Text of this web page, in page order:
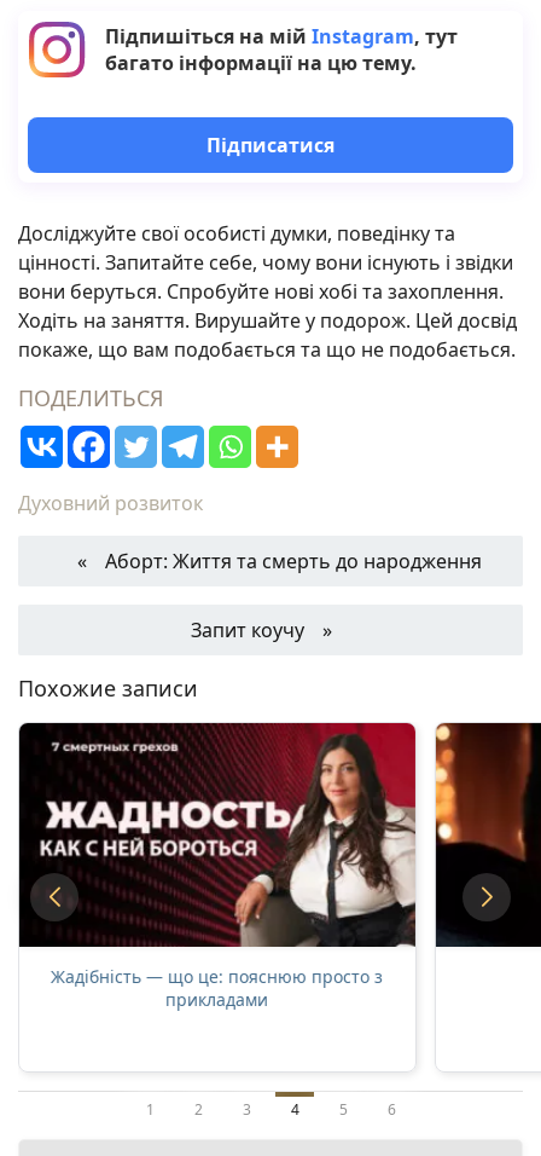
Підпишіться на мій Instagram, тут
багато інформації на цю тему.
Підписатися
Досліджуйте свої особисті думки, поведінку та
цінності. Запитайте себе, чому вони існують і звідки
вони беруться. Спробуйте нові хобі та захоплення.
Ходіть на заняття. Вирушайте у подорож. Цей досвід
покаже, що вам подобається та що не подобається.
ПОДЕЛИТЬСЯ
Духовний розвиток
Аборт: Життя та смерть до народження
Запит коучу
Похожие записи
Жадібність — що це: пояснюю просто з
прикладами
1 2 3 4 5 6